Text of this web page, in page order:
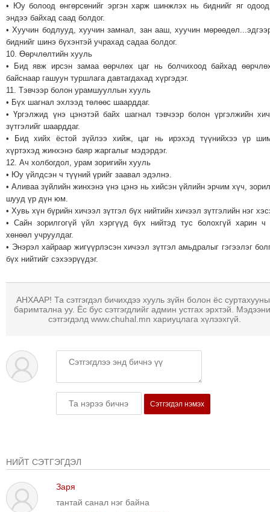
• Юу болоод өнгөрсөнийг эргэн харж шинжлэх нь биднийг яг
эндээ байхад саад болдог.
• Хуучин бодлууд, хуучин замнал, зан ааш, хуучин
биднийг шинэ бүхэнтэй учрахад садаа болдог.
10. Өөрчлөлтийн хууль
• Бид явж ирсэн замаа өөрчлөх цаг нь болчихоод байхад
байснаар гашуун туршлага давтагдахад хүргэдэг.
11. Тэвчээр болон урамшууллын хууль
• Бүх шагнал эхлээд төлөөс шаарддаг.
• Үргэлжид үнэ цэнэтэй байх шагнал тэвчээр болон үргэлжийн
зүтгэлийг шаарддаг.
• Бид хийх ёстой зүйлээ хийж, цаг нь ирэхэд түүнийхээ үр
хүртэхэд жинхэнэ баяр жаргалыг мэдэрдэг.
12. Ач холбогдол, урам зоригийн хууль
• Юу үйлдсэн ч түүний үрийг заавал эдэлнэ.
• Аливаа зүйлийн жинхэнэ үнэ цэнэ нь хийсэн үйлийн эрчим хүч,
шууд үр дүн юм.
• Хувь хүн бүрийн хичээл зүтгэл бүх нийтийн хичээл зүтгэлийн нэг
• Сайн зорилгогүй үйл хэргүүд бүх нийтэд тус болохгүй харин ч
хөнөөл учруулдаг.
• Энэрэл хайраар жигүүрлэсэн хичээл зүтгэл амьдралыг гэгээлэг
бүх нийтийг сэхээрүүдэг.
АНХААР! Та сэтгэгдэл бичихдээ хууль зүйн болон ёс
баримтална уу. Ёс бус сэтгэгдлийг админ устгах эрхтэй.
сэтгэгдэлд www.chuhal.mn хариуцлага хүлээхгүй.
Сэтгэгдэл нэмэх
НИЙТ СЭТГЭГДЭЛ
Заря
тантай санал нэг байна